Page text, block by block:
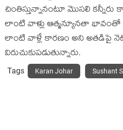
చింతిస్తున్నానంటూ మొసలి కన్నీరు
లాంటి వాళ్లు ఆత్మన్యూనతా
లాంటి వాళ్లే కారణం అని అతడిపై
విరుచుకుపడుతున్నారు.
Tags Karan Johar Sushant